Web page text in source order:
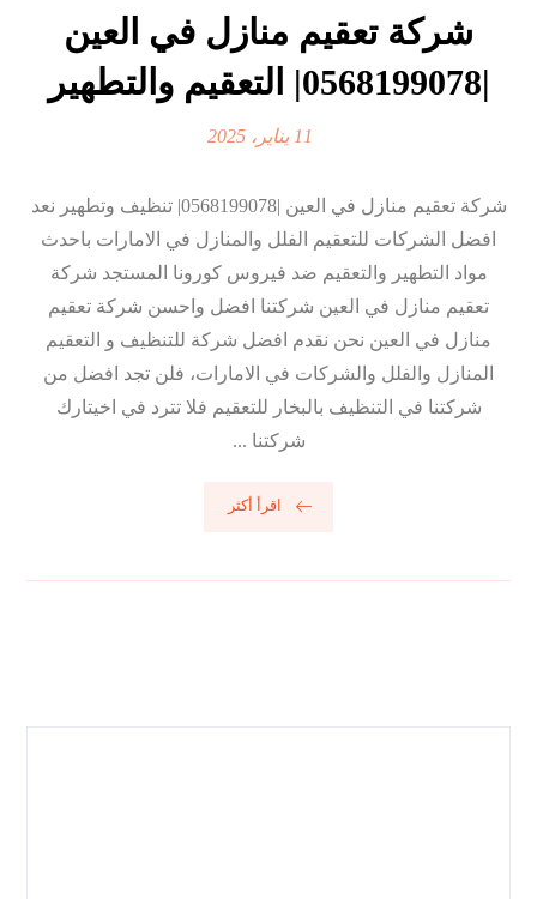
شركة تعقيم منازل في العين
|0568199078| التعقيم والتطهير
11 يناير، 2025
شركة تعقيم منازل في العين |0568199078| تنظيف وتطهير نعد
افضل الشركات للتعقيم الفلل والمنازل في الامارات باحدث
مواد التطهير والتعقيم ضد فيروس كورونا المستجد شركة
تعقيم منازل في العين شركتنا افضل واحسن شركة تعقيم
منازل في العين نحن نقدم افضل شركة للتنظيف و التعقيم
المنازل والفلل والشركات في الامارات، فلن تجد افضل من
شركتنا في التنظيف بالبخار للتعقيم فلا تترد في اخيتارك
شركتنا ...
اقرأ أكثر